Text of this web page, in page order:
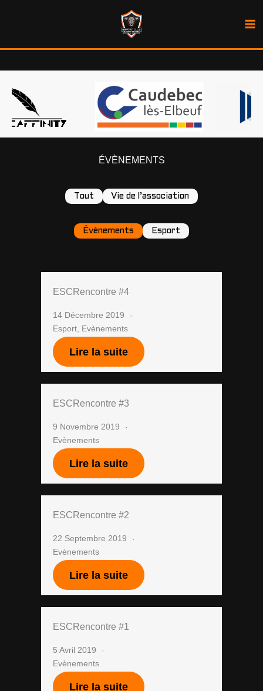
au
contenu
ÉVÈNEMENTS
Tout Vie de l’association
Évènements Esport
ESCRencontre #4
14 Décembre 2019
Esport Evènements
Lire la suite
ESCRencontre #3
9 Novembre 2019
Evènements
Lire la suite
ESCRencontre #2
22 Septembre 2019
Evènements
Lire la suite
ESCRencontre #1
5 Avril 2019
Evènements
Lire la suite